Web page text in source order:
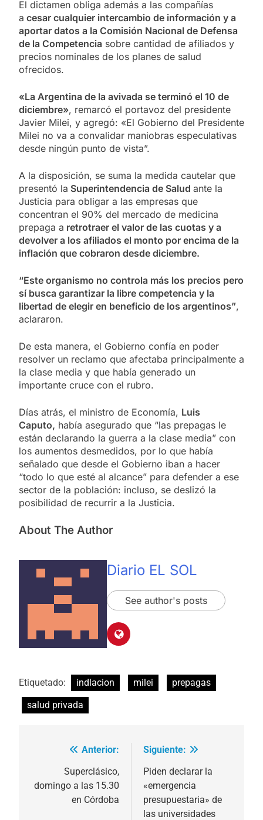
El dictamen obliga además a las compañías
a cesar cualquier intercambio de información y a
aportar datos a la Comisión Nacional de Defensa
de la Competencia sobre cantidad de afiliados y
precios nominales de los planes de salud
ofrecidos.
«La Argentina de la avivada se terminó el 10 de
diciembre», remarcó el portavoz del presidente
Javier Milei, y agregó: «El Gobierno del Presidente
Milei no va a convalidar maniobras especulativas
desde ningún punto de vista”.
A la disposición, se suma la medida cautelar que
presentó la Superintendencia de Salud ante la
Justicia para obligar a las empresas que
concentran el 90% del mercado de medicina
prepaga a retrotraer el valor de las cuotas y a
devolver a los afiliados el monto por encima de la
inflación que cobraron desde diciembre.
“Este organismo no controla más los precios pero
sí busca garantizar la libre competencia y la
libertad de elegir en beneficio de los argentinos”,
aclararon.
De esta manera, el Gobierno confía en poder
resolver un reclamo que afectaba principalmente a
la clase media y que había generado un
importante cruce con el rubro.
Días atrás, el ministro de Economía, Luis
Caputo, había asegurado que “las prepagas le
están declarando la guerra a la clase media” con
los aumentos desmedidos, por lo que había
señalado que desde el Gobierno iban a hacer
“todo lo que esté al alcance” para defender a ese
sector de la población: incluso, se deslizó la
posibilidad de recurrir a la Justicia.
About The Author
Diario EL SOL
See author's posts
Etiquetado: indlacion milei
prepagas
salud privada
Navegación
entradas
Anterior:
Superclásico,
domingo a las 15.30
en Córdoba
Siguiente:
Piden declarar la
«emergencia
presupuestaria» de
las universidades